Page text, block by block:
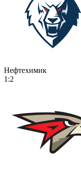
Нефтехимик
1:2